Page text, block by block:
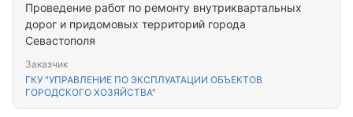
Проведение работ по ремонту внутриквартальных
дорог и придомовых территорий города
Севастополя
Заказчик
ГКУ "УПРАВЛЕНИЕ ПО ЭКСПЛУАТАЦИИ ОБЪЕКТОВ
ГОРОДСКОГО ХОЗЯЙСТВА"